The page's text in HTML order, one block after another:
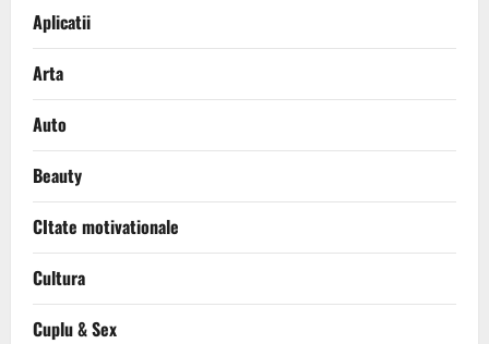
Aplicatii
Arta
Auto
Beauty
CItate motivationale
Cultura
Cuplu & Sex